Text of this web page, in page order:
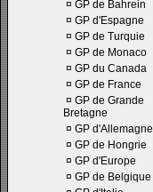
¤ GP de Bahrein
¤ GP d'Espagne
¤ GP de Turquie
¤ GP de Monaco
¤ GP du Canada
¤ GP de France
¤ GP de Grande
Bretagne
¤ GP d'Allemagne
¤ GP de Hongrie
¤ GP d'Europe
¤ GP de Belgique